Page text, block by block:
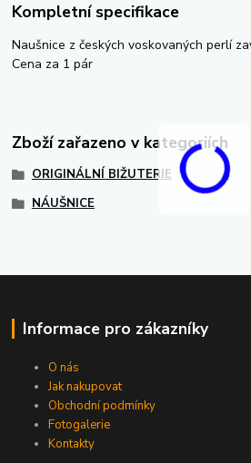
Kompletní specifikace
Naušnice z českých voskovaných perlí
Cena za 1 pár
Zboží zařazeno v kategoriích
ORIGINÁLNÍ BIŽUTERIE
NÁUŠNICE
Informace pro zákazníky
O nás
Jak nakupovat
Obchodní podmínky
Fotogalerie
Kontakty